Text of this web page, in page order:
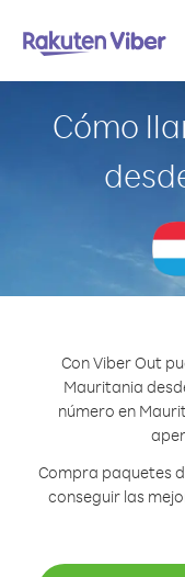
Cómo
Con Viber Out
Mauritania
número en
Compra paquetes
conseguir las